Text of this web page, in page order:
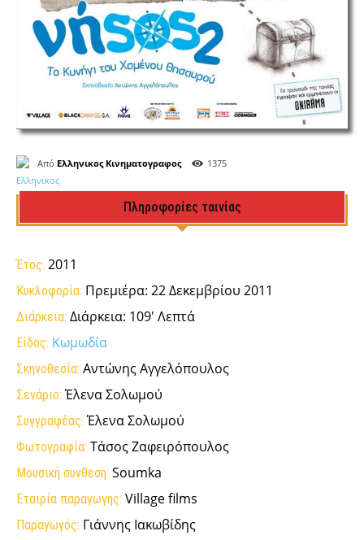
Από Ελληνικος Κινηματογραφος 1375
Πληροφορίες ταινίας
Έτος: 2011
Κυκλοφορία: Πρεμιέρα: 22 Δεκεμβρίου 2011
Διάρκεια: Διάρκεια: 109' Λεπτά
Είδος: Κωμωδία
Σκηνοθεσία: Αντώνης Αγγελόπουλος
Σενάριο: Έλενα Σολωμού
Συγγραφέας: Έλενα Σολωμού
Φωτογραφία: Τάσος Ζαφειρόπουλος
Μουσική συνθεση: Soumka
Εταιρία παραγωγης: Village films
Παραγωγός: Γιάννης Ιακωβίδης